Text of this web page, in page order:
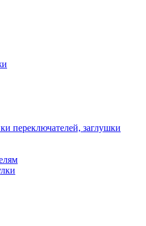
переключателей, заглушки